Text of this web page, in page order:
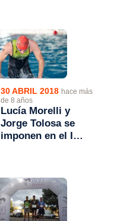
30 ABRIL 2018 hace más
de 8 años
Lucía Morelli y
Jorge Tolosa se
imponen en el I